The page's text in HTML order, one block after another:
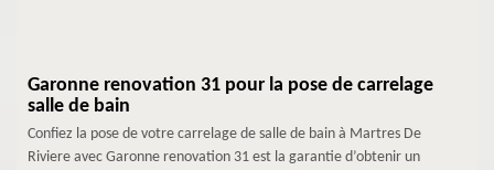
Garonne renovation 31 pour la pose de carrelage
salle de bain
Confiez la pose de votre carrelage de salle de bain à Martres De
Riviere avec Garonne renovation 31 est la garantie d’obtenir un